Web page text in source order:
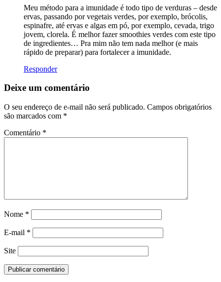
Meu método para a imunidade é todo tipo de verduras – desde
ervas, passando por vegetais verdes, por exemplo, brócolis,
espinafre, até ervas e algas em pó, por exemplo, cevada, trigo
jovem, clorela. É melhor fazer smoothies verdes com este tipo
de ingredientes… Pra mim não tem nada melhor (e mais
rápido de preparar) para fortalecer a imunidade.
Responder
Deixe um comentário
O seu endereço de e-mail não será publicado. Campos obrigatórios
são marcados com *
Comentário *
Nome *
E-mail *
Site